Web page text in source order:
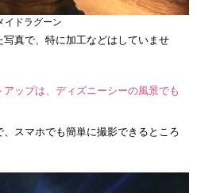
イドラグーン
真で、特に加工などはしていませ
ップは、ディズニーシーの風景でも
スマホでも簡単に撮影できるところ